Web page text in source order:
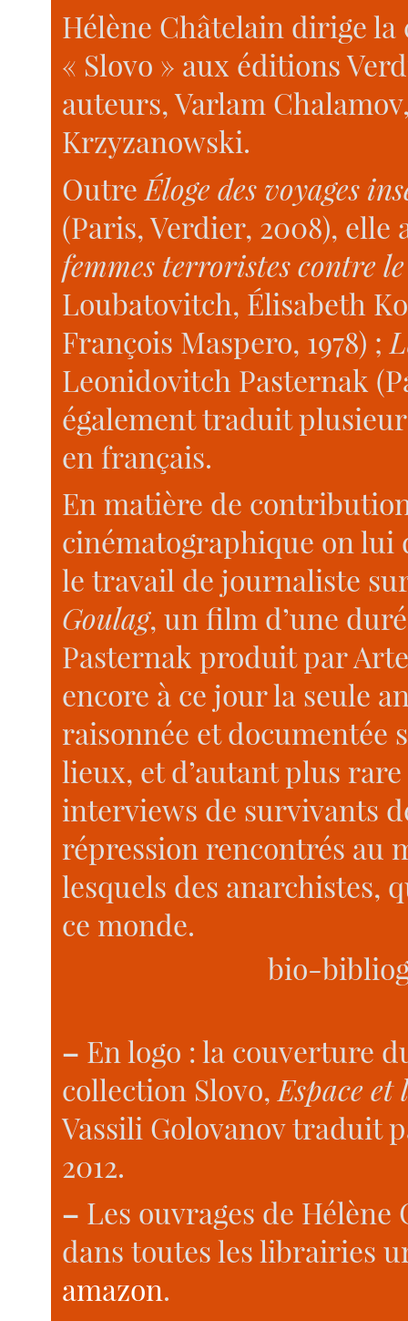
Hélène Châtelain dirige
« Slovo » aux éditions
auteurs, Varlam
Krzyzanowski.
Outre Éloge des voyages
(Paris, Verdier, 2008),
femmes terroristes contre
Loubatovitch, Élisabeth
François Maspero, 1978) ;
Leonidovitch Pasternak
également traduit
en français.
En matière de
cinématographique on lui
le travail de journaliste
Goulag, un film d’une
Pasternak produit par
encore à ce jour la seule
raisonnée et documentée
lieux, et d’autant plus
interviews de survivants
répression rencontrés au
lesquels des anarchistes,
ce monde.
bio-
– En logo : la couverture
collection Slovo, Espace
Vassili Golovanov traduit
2012.
– Les ouvrages de Hélène
dans toutes les librairies
amazon.